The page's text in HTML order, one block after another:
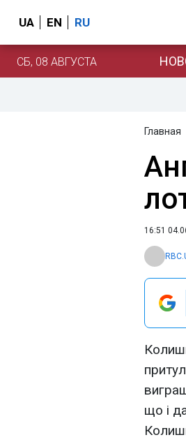
UA EN RU
СБ, 08 АВГУСТА
Главная
16:51
що і